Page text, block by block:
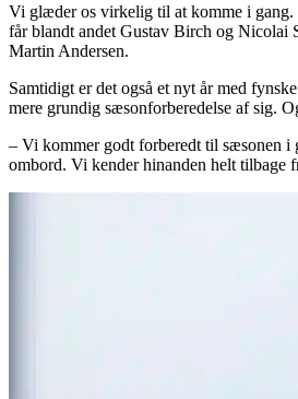
Vi glæder os virkelig til at komme i gang.
får blandt andet Gustav Birch og Nicolai
Martin Andersen.
Samtidigt er det også et nyt år med
mere grundig sæsonforberedelse af sig.
– Vi kommer godt forberedt til sæsonen i
ombord. Vi kender hinanden helt tilbage